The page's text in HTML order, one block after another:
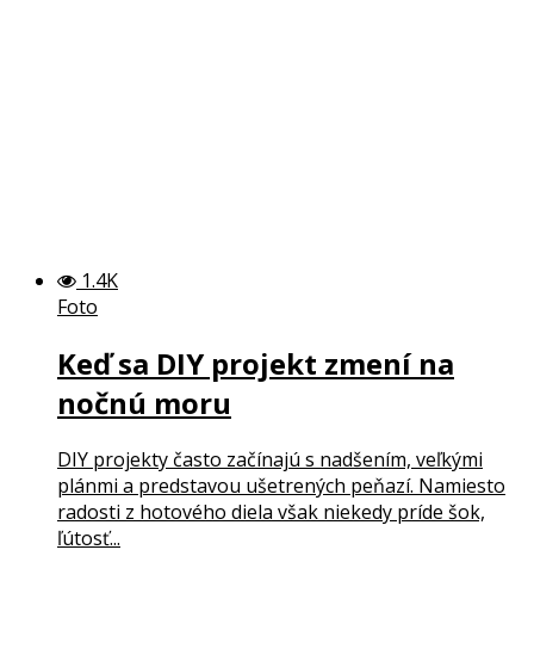
1.4K
Foto
Keď sa DIY projekt zmení na
nočnú moru
DIY projekty často začínajú s nadšením, veľkými
plánmi a predstavou ušetrených peňazí. Namiesto
radosti z hotového diela však niekedy príde šok,
ľútosť...